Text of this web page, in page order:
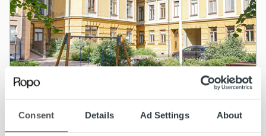
Consent Details Ad Settings About